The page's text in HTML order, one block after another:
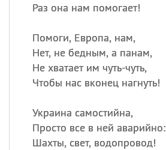
Раз она нам помогает!
Помоги, Европа, нам,
Нет, не бедным, а панам,
Не хватает им чуть-чуть,
Чтобы нас вконец нагнуть!
Украина самостийна,
Просто все в ней аварийно:
Шахты, свет, водопровод!